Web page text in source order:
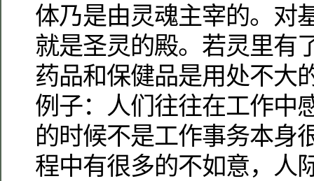
体乃是由灵魂主宰的。对
就是圣灵的殿。若灵里有
药品和保健品是用处不大
例子：人们往往在工作中
的时候不是工作事务本身
程中有很多的不如意，人